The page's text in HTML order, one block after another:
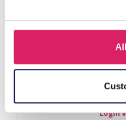
I-A3.2 E015-
Login